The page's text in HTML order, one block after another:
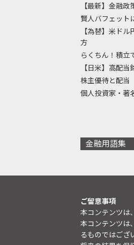
【最新】金融
賢人バフェット
【為替】米ド
方
らくちん！積立
【日米】高配
株主優待と配当
個人投資家・著
金融用語集
ご留意事項
本コンテンツは
本コンテンツは
るものではござ